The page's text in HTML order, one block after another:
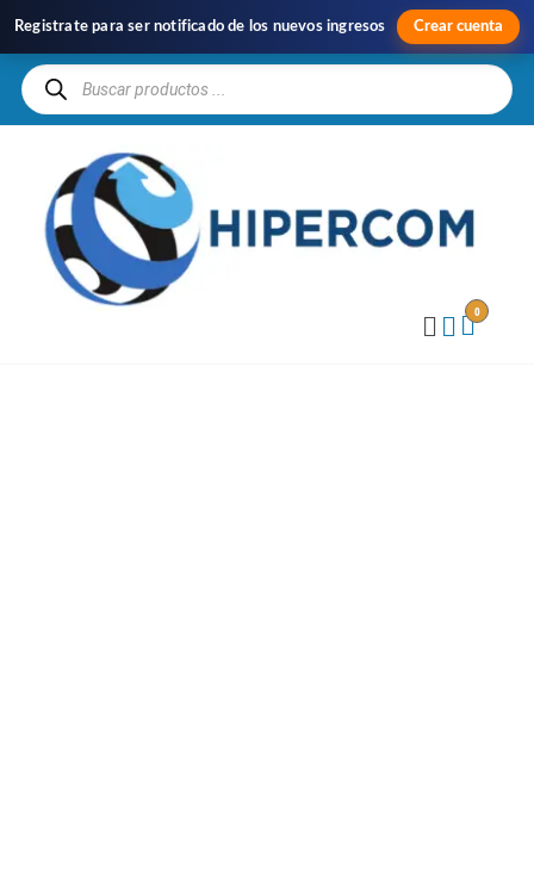
Registrate para ser notificado de los nuevos ingresos Crear cuenta
0